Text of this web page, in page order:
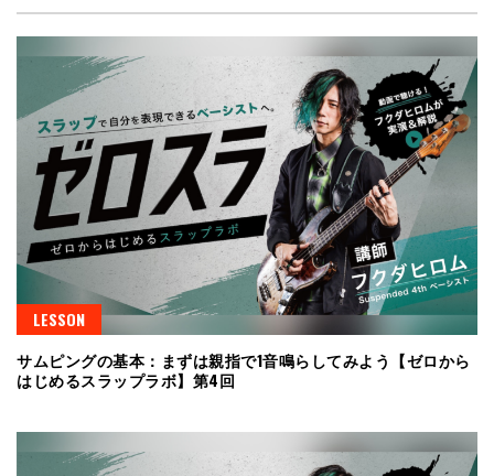
LESSON
サムピングの基本：まずは親指で1音鳴らしてみよう【ゼロから
はじめるスラップラボ】第4回